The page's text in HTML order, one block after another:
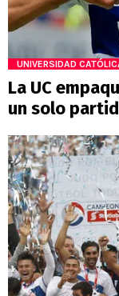
UNIVERSIDAD
La UC
un solo